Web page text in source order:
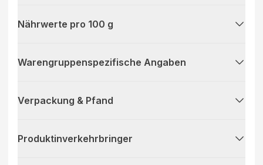
Nährwerte pro 100 g
Warengruppenspezifische Angaben
Verpackung & Pfand
Produktinverkehrbringer